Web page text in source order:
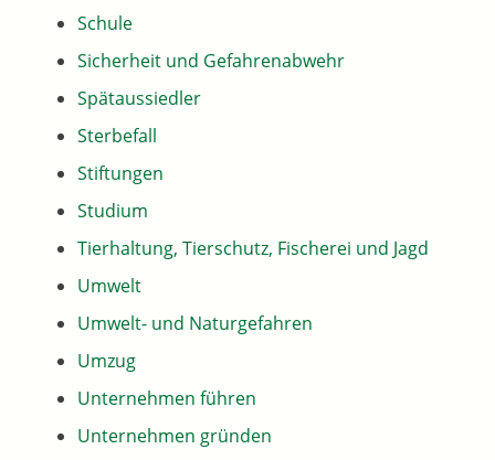
Schule
Sicherheit und Gefahrenabwehr
Spätaussiedler
Sterbefall
Stiftungen
Studium
Tierhaltung, Tierschutz, Fischerei und Jagd
Umwelt
Umwelt- und Naturgefahren
Umzug
Unternehmen führen
Unternehmen gründen